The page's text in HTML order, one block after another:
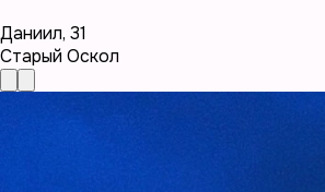
Даниил, 31
Старый Оскол